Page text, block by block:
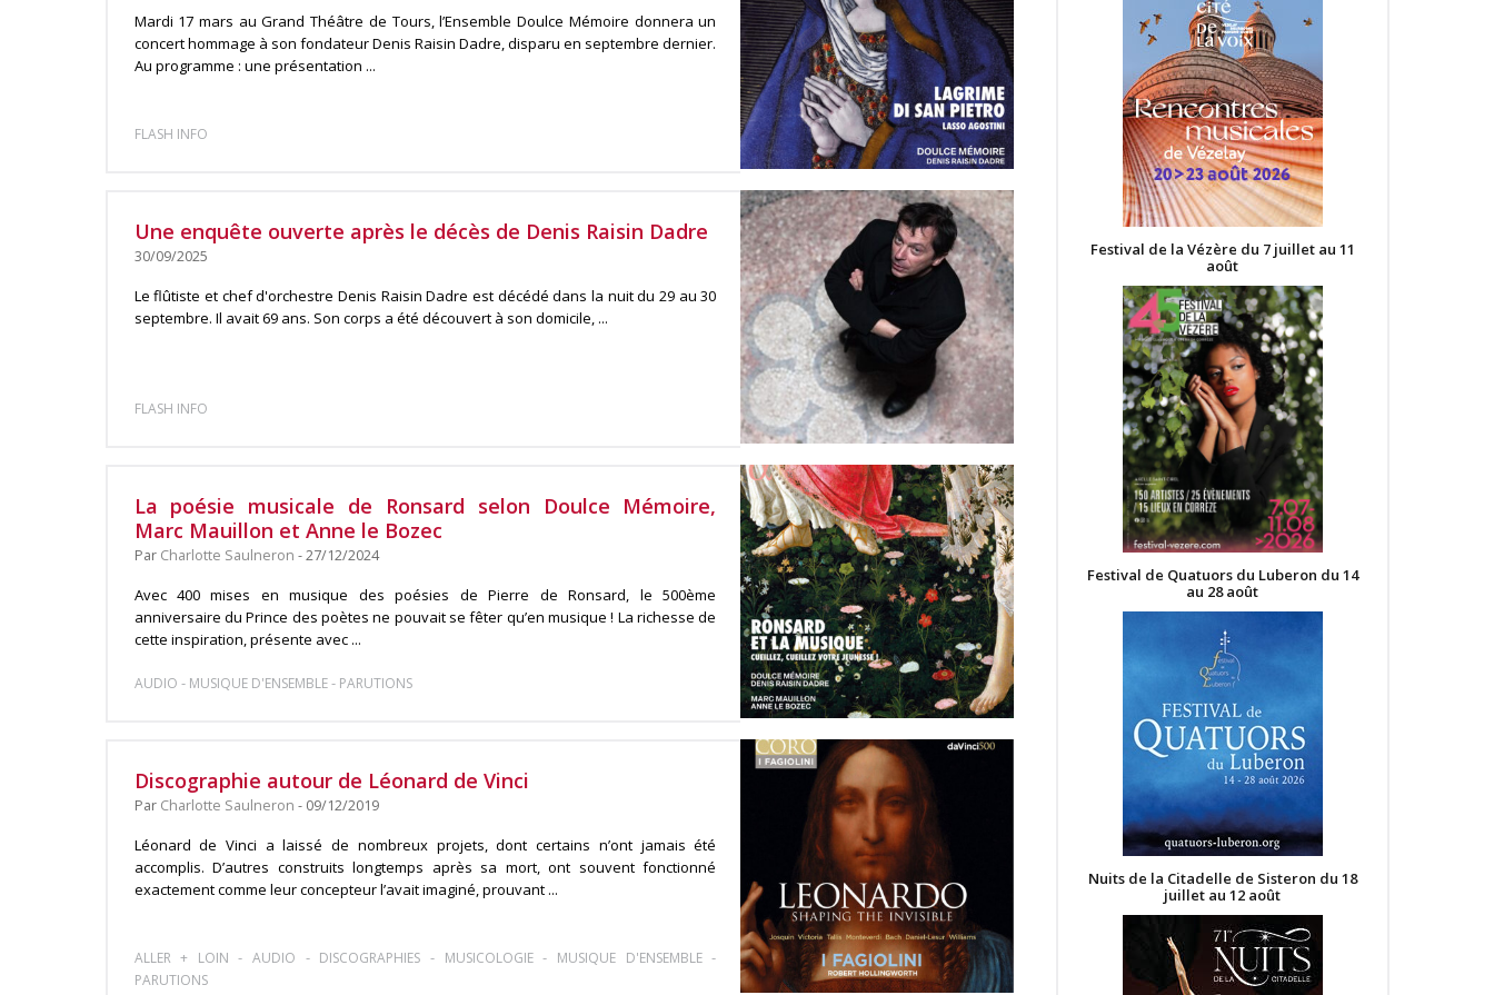
Mardi 17 mars au Grand Théâtre de Tours, l’Ensemble Doulce Mémoire donnera un
concert hommage à son fondateur Denis Raisin Dadre, disparu en septembre dernier.
Au programme : une présentation ...
FLASH INFO
Une enquête ouverte après le décès de Denis Raisin Dadre
30/09/2025
Le flûtiste et chef d'orchestre Denis Raisin Dadre est décédé dans la nuit du 29 au 30
septembre. Il avait 69 ans. Son corps a été découvert à son domicile, ...
FLASH INFO
La poésie musicale de Ronsard selon Doulce Mémoire,
Marc Mauillon et Anne le Bozec
Par Charlotte Saulneron - 27/12/2024
Avec 400 mises en musique des poésies de Pierre de Ronsard, le 500ème
anniversaire du Prince des poètes ne pouvait se fêter qu’en musique ! La richesse de
cette inspiration, présente avec ...
AUDIO - MUSIQUE D'ENSEMBLE- PARUTIONS
Discographie autour de Léonard de Vinci
Par Charlotte Saulneron - 09/12/2019
Léonard de Vinci a laissé de nombreux projets, dont certains n’ont jamais été
accomplis. D’autres construits longtemps après sa mort, ont souvent fonctionné
exactement comme leur concepteur l’avait imaginé, prouvant ...
ALLER + LOIN -AUDIO - DISCOGRAPHIES - MUSICOLOGIE- MUSIQUE D'ENSEMBLE-
PARUTIONS
Festival de la Vézère du 7 juillet au 11
août
Festival de Quatuors du Luberon du 14
au 28 août
Nuits de la Citadelle de Sisteron du 18
juillet au 12 août